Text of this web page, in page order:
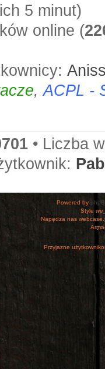
5 minut)
online (
,ACPL -
• Liczba
Powered by
Style
Napędza nas
Przyjazne